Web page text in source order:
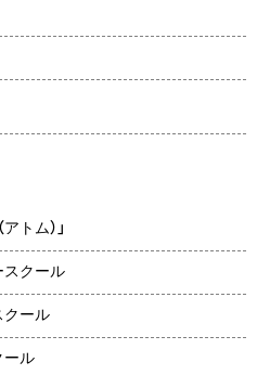
トム）」
クール
ール
ール